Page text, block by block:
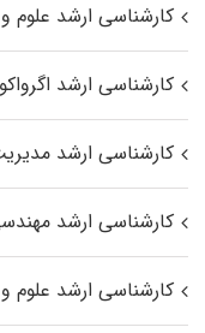
کارشناسی ارشد
کارشناسی ارشد
کارشناسی ارشد
کارشناسی ارشد
کارشناسی ارشد